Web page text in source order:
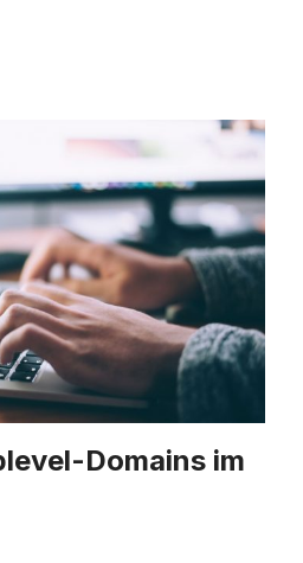
Domains im